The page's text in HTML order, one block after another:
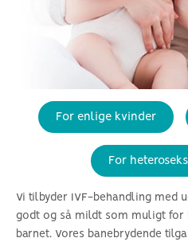
Vi tilbyder IVF-behandling med
godt og så mildt som muligt for
barnet. Vores banebrydende
For enlige kvinder
For